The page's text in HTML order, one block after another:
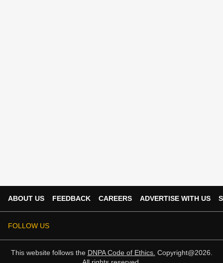
ABOUT US FEEDBACK CAREERS ADVERTISE WITH US
FOLLOW US
This website follows the DNPA Code of Ethics. Copyright@2026.